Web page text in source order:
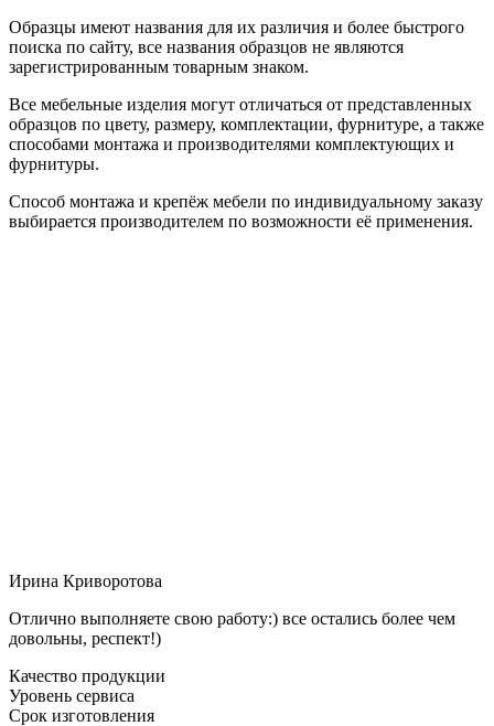
Образцы имеют названия для их различия и более быстрого
поиска по сайту, все названия образцов не являются
зарегистрированным товарным знаком.
Все мебельные изделия могут отличаться от представленных
образцов по цвету, размеру, комплектации, фурнитуре, а также
способами монтажа и производителями комплектующих и
фурнитуры.
Способ монтажа и крепёж мебели по индивидуальному заказу
выбирается производителем по возможности её применения.
Ирина Криворотова
Отлично выполняете свою работу:) все остались более чем
довольны, респект!)
Качество продукции
Уровень сервиса
Срок изготовления